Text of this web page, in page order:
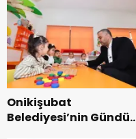
Onikişubat
Belediyesi’nin Gündüz